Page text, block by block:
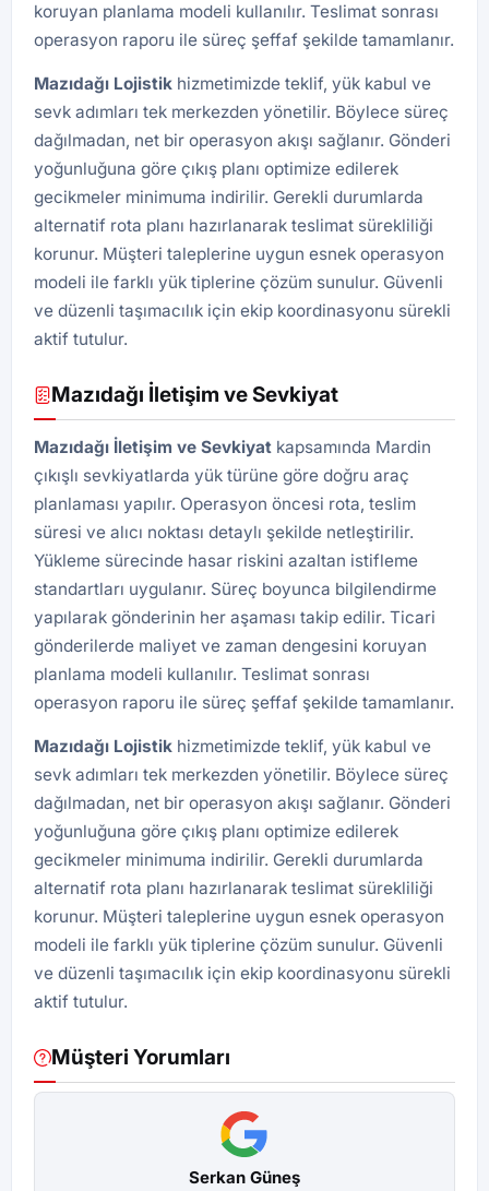
koruyan planlama modeli kullanılır. Teslimat sonrası
operasyon raporu ile süreç şeffaf şekilde tamamlanır.
Mazıdağı Lojistik hizmetimizde teklif, yük kabul ve
sevk adımları tek merkezden yönetilir. Böylece süreç
dağılmadan, net bir operasyon akışı sağlanır. Gönderi
yoğunluğuna göre çıkış planı optimize edilerek
gecikmeler minimuma indirilir. Gerekli durumlarda
alternatif rota planı hazırlanarak teslimat sürekliliği
korunur. Müşteri taleplerine uygun esnek operasyon
modeli ile farklı yük tiplerine çözüm sunulur. Güvenli
ve düzenli taşımacılık için ekip koordinasyonu sürekli
aktif tutulur.
Mazıdağı İletişim ve Sevkiyat
Mazıdağı İletişim ve Sevkiyat kapsamında Mardin
çıkışlı sevkiyatlarda yük türüne göre doğru araç
planlaması yapılır. Operasyon öncesi rota, teslim
süresi ve alıcı noktası detaylı şekilde netleştirilir.
Yükleme sürecinde hasar riskini azaltan istifleme
standartları uygulanır. Süreç boyunca bilgilendirme
yapılarak gönderinin her aşaması takip edilir. Ticari
gönderilerde maliyet ve zaman dengesini koruyan
planlama modeli kullanılır. Teslimat sonrası
operasyon raporu ile süreç şeffaf şekilde tamamlanır.
Mazıdağı Lojistik hizmetimizde teklif, yük kabul ve
sevk adımları tek merkezden yönetilir. Böylece süreç
dağılmadan, net bir operasyon akışı sağlanır. Gönderi
yoğunluğuna göre çıkış planı optimize edilerek
gecikmeler minimuma indirilir. Gerekli durumlarda
alternatif rota planı hazırlanarak teslimat sürekliliği
korunur. Müşteri taleplerine uygun esnek operasyon
modeli ile farklı yük tiplerine çözüm sunulur. Güvenli
ve düzenli taşımacılık için ekip koordinasyonu sürekli
aktif tutulur.
Müşteri Yorumları
Serkan Güneş